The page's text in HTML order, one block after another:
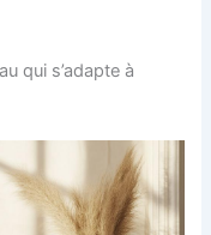
qui s’adapte à